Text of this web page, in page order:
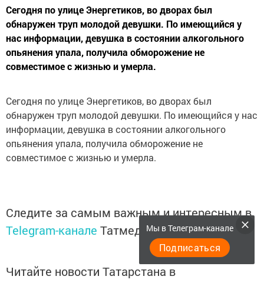
Сегодня по улице Энергетиков, во дворах был
обнаружен труп молодой девушки. По имеющийся у
нас информации, девушка в состоянии алкогольного
опьянения упала, получила обморожение не
совместимое с жизнью и умерла.
Сегодня по улице Энергетиков, во дворах был
обнаружен труп молодой девушки. По имеющийся у нас
информации, девушка в состоянии алкогольного
опьянения упала, получила обморожение не
совместимое с жизнью и умерла.
Следите за самым важным и интересным в
Telegram-канале Татмедиа
Читайте новости Татарстана в
Мы в Телеграм-канале
Подписаться